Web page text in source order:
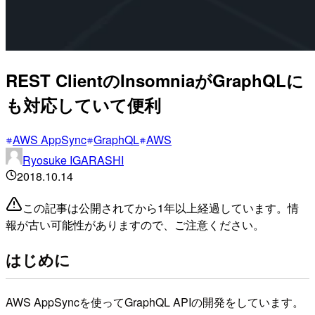
REST ClientのInsomniaがGraphQLに
も対応していて便利
AWS AppSync GraphQL AWS
Ryosuke IGARASHI
2018.10.14
この記事は公開されてから1年以上経過しています。情
報が古い可能性がありますので、ご注意ください。
はじめに
AWS AppSyncを使ってGraphQL APIの開発をしています。